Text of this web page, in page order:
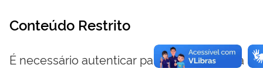
Conteúdo Restrito
É necessário autenticar para visualizar essa